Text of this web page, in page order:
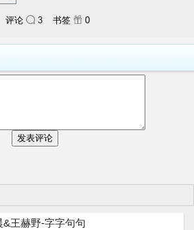
评论 3 书签 0
&王赫野-字字句句